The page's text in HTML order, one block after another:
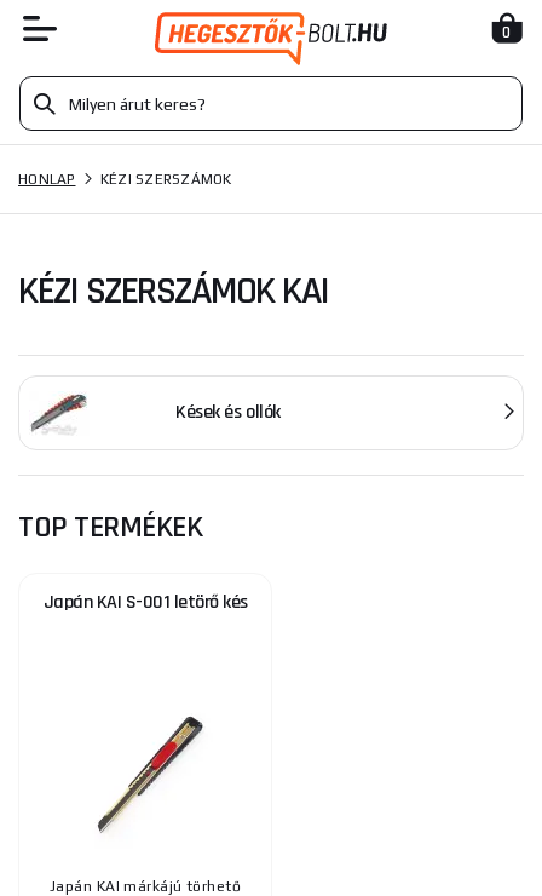
0
HONLAP KÉZI SZERSZÁMOK
KÉZI SZERSZÁMOK KAI
Kések és ollók
TOP TERMÉKEK
Japán KAI S-001 letörő kés
Japán KAI márkájú törhető